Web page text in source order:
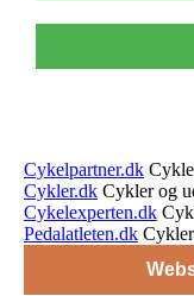
Cykelpartner.dk
Cykler.dk Cykler og
Cykelexperten.dk
Pedalatleten.dk